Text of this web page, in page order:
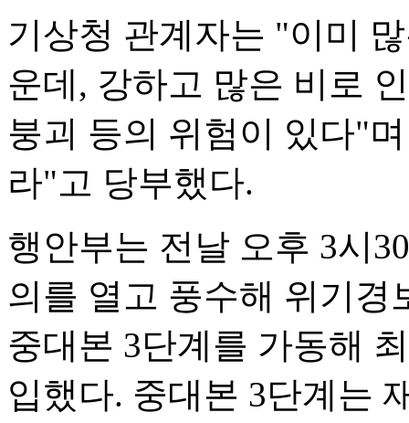
기상청 관계자는 "이미
운데, 강하고 많은 비로
붕괴 등의 위험이 있다"
라"고 당부했다.
행안부는 전날 오후 3시
의를 열고 풍수해 위기경
중대본 3단계를 가동해
입했다. 중대본 3단계는